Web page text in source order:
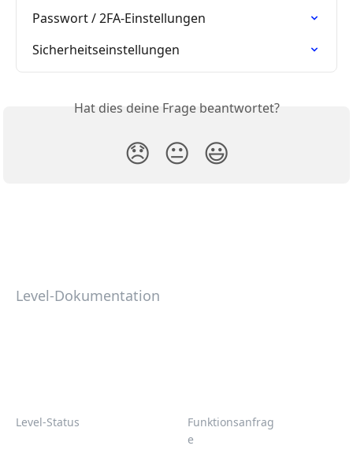
Passwort / 2FA-Einstellungen
Sicherheitseinstellungen
Hat dies deine Frage beantwortet?
😞 😐 😃
Level-Dokumentation
Level-Status
Funktionsanfrag
e